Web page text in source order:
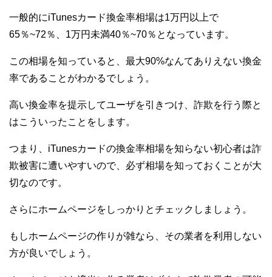
一般的にiTunesカード換金率相場は1万円以上で
65％~72％、1万円未満40％~70％となっています。
この相場を知っていると、最大90%なんてありえない換金
率であることがわかるでしょう。
高い換金率を提示してユーザを引きつけ、詐欺を行う際と
はこういったことをします。
つまり、iTunesカードの換金率相場を知らない初心者は詐
欺被害に遭いやすいので、必ず相場を知っておくことが大
切なのです。
さらにホームページをしっかりとチェックしましょう。
もしホームページの作りが雑なら、その業者を利用しない
方が良いでしょう。